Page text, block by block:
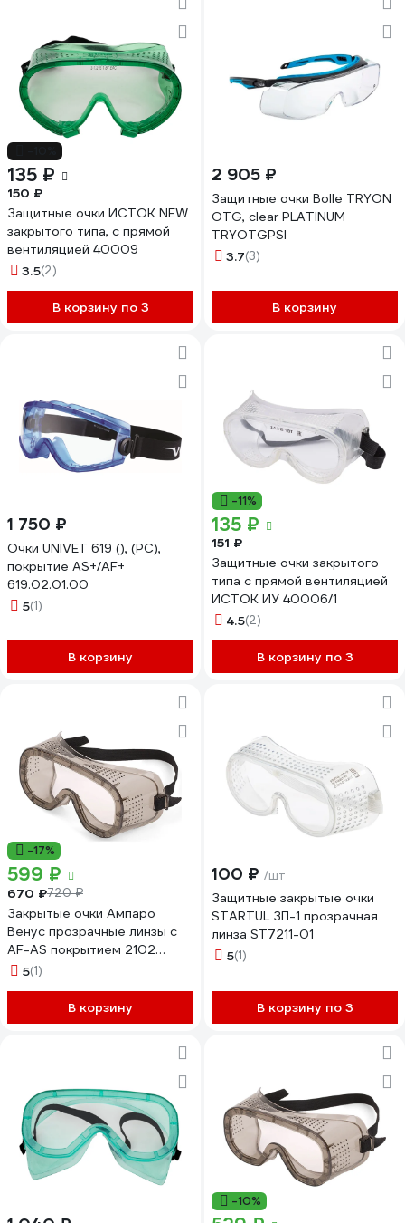
135 ₽
150 ₽
Защитные очки ИСТОК NEW
закрытого типа, с прямой
вентиляцией 40009
3.5(2)
В корзину по 3
2 905 ₽
Защитные очки Bolle TRYON
OTG, clear PLATINUM
TRYOTGPSI
3.7(3)
В корзину
1 750 ₽
Очки UNIVET 619 (), (PC),
покрытие AS+/AF+
619.02.01.00
5(1)
В корзину
-11%
135 ₽
151 ₽
Защитные очки закрытого
типа с прямой вентиляцией
ИСТОК ИУ 40006/1
4.5(2)
В корзину по 3
-17%
599 ₽
670 ₽720 ₽
Закрытые очки Ампаро
Венус прозрачные линзы с
AF-AS покрытием 2102
221409
5(1)
В корзину
100 ₽ /шт
Защитные закрытые очки
STARTUL ЗП-1 прозрачная
линза ST7211-01
5(1)
В корзину по 3
-10%